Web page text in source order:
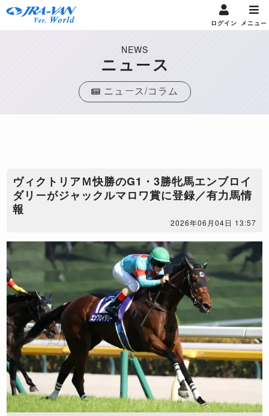
ログイン メニュー
NEWS
ニュース
ニュース/コラム
ヴィクトリアＭ快勝のG1・3勝牝馬エンブロイ
ダリーがジャックルマロワ賞に登録／有力馬情
報
2026年06月04日 13:57